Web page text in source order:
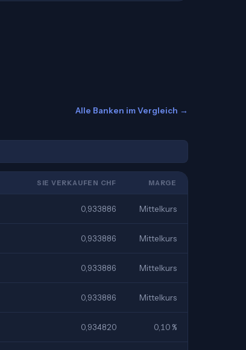
Alle Banken im Vergleich →
SIE VERKAUFEN CHF MARGE
0,933886 Mittelkurs
0,933886 Mittelkurs
0,933886 Mittelkurs
0,933886 Mittelkurs
0,934820 0,10 %